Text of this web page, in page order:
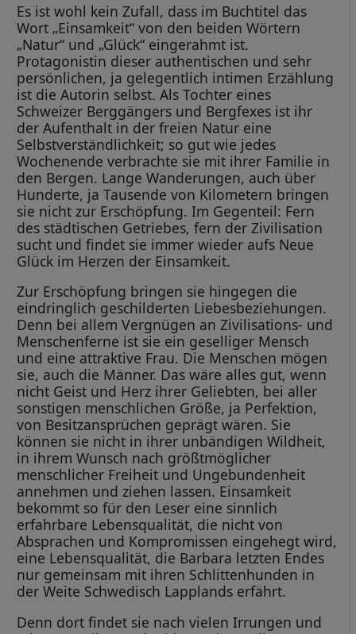
Es ist wohl kein Zufall, dass im Buchtitel das
Wort „Einsamkeit“ von den beiden Wörtern
„Natur“ und „Glück“ eingerahmt ist.
Protagonistin dieser authentischen und sehr
persönlichen, ja gelegentlich intimen Erzählung
ist die Autorin selbst. Als Tochter eines
Schweizer Berggängers und Bergfexes ist ihr
der Aufenthalt in der freien Natur eine
Selbstverständlichkeit; so gut wie jedes
Wochenende verbrachte sie mit ihrer Familie in
den Bergen. Lange Wanderungen, auch über
Hunderte, ja Tausende von Kilometern bringen
sie nicht zur Erschöpfung. Im Gegenteil: Fern
des städtischen Getriebes, fern der Zivilisation
sucht und findet sie immer wieder aufs Neue
Glück im Herzen der Einsamkeit.
Zur Erschöpfung bringen sie hingegen die
eindringlich geschilderten Liebesbeziehungen.
Denn bei allem Vergnügen an Zivilisations- und
Menschenferne ist sie ein geselliger Mensch
und eine attraktive Frau. Die Menschen mögen
sie, auch die Männer. Das wäre alles gut, wenn
nicht Geist und Herz ihrer Geliebten, bei aller
sonstigen menschlichen Größe, ja Perfektion,
von Besitzansprüchen geprägt wären. Sie
können sie nicht in ihrer unbändigen Wildheit,
in ihrem Wunsch nach größtmöglicher
menschlicher Freiheit und Ungebundenheit
annehmen und ziehen lassen. Einsamkeit
bekommt so für den Leser eine sinnlich
erfahrbare Lebensqualität, die nicht von
Absprachen und Kompromissen eingehegt wird,
eine Lebensqualität, die Barbara letzten Endes
nur gemeinsam mit ihren Schlittenhunden in
der Weite Schwedisch Lapplands erfährt.
Denn dort findet sie nach vielen Irrungen und